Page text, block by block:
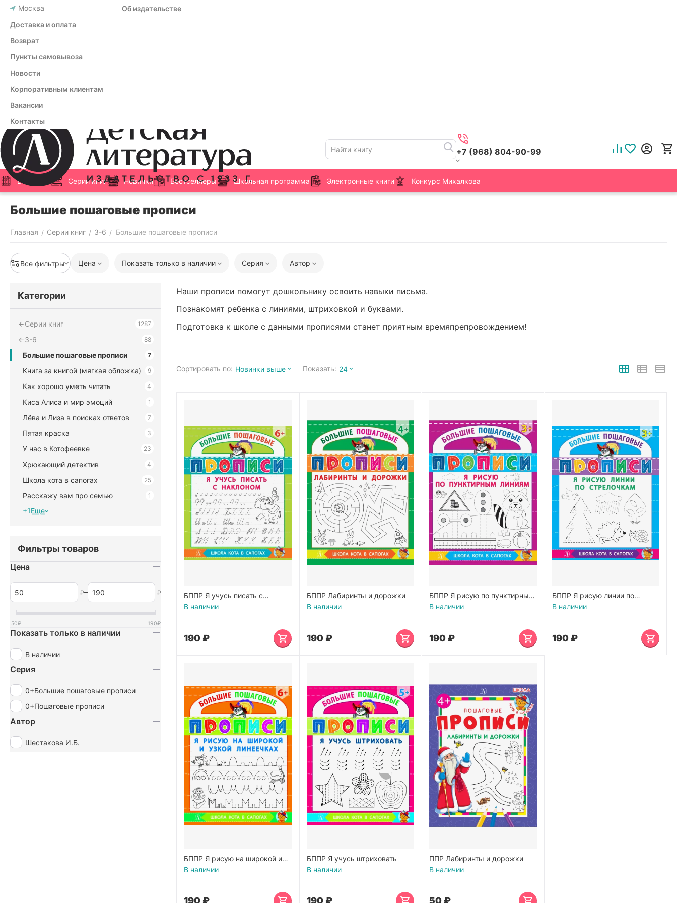
Москва
Об издательстве
Доставка и оплата
Возврат
Пункты самовывоза
Новости
Корпоративным клиентам
Вакансии
Контакты
+7 (968) 804-90-99
Все книги Серии книг Новинки Бестселлеры Школьная программа Электронные книги Конкурс Михалкова
Большие пошаговые прописи
Главная / Серии книг / 3-6 / Большие пошаговые прописи
Все фильтры Цена Показать только в наличии Серия Автор
Наши прописи помогут дошкольнику освоить навыки письма.
Познакомят ребенка с линиями, штриховкой и буквами.
Подготовка к школе с данными прописями станет приятным времяпрепровождением!
Сортировать по: Новинки выше Показать: 24
БППР Я учусь писать с
наклоном
В наличии
‍190‍ ₽
БППР Лабиринты и дорожки
В наличии
‍190‍ ₽
БППР Я рисую по пунктирным
линиям
В наличии
‍190‍ ₽
БППР Я рисую линии по
стрелочкам
В наличии
‍190‍ ₽
БППР Я рисую на широкой и
узкой линеечках
В наличии
‍190‍ ₽
БППР Я учусь штриховать
В наличии
‍190‍ ₽
ППР Лабиринты и дорожки
В наличии
‍50‍ ₽
Категории
Серии книг 1287
3-6 88
Большие пошаговые прописи 7
Книга за книгой (мягкая обложка) 9
Как хорошо уметь читать 4
Киса Алиса и мир эмоций 1
Лёва и Лиза в поисках ответов 7
Пятая краска 3
У нас в Котофеевке 23
Хрюкающий детектив 4
Школа кота в сапогах 25
Расскажу вам про семью 1
+1Еще
Фильтры товаров
Цена
₽– ₽
50₽ 190₽
Показать только в наличии
В наличии
Серия
0+Большие пошаговые прописи
0+Пошаговые прописи
Автор
Шестакова И.Б.